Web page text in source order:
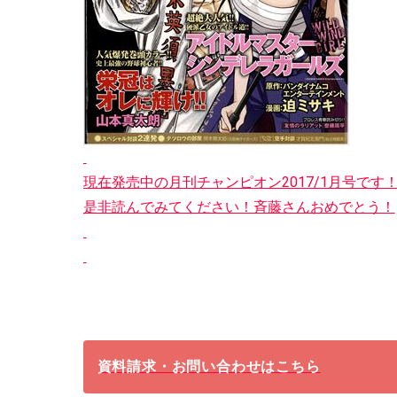
現在発売中の月刊チャンピオン2017/1月号です
是非読んでみてください！斉藤さんおめでとう！
資料請求・お問い合わせはこちら